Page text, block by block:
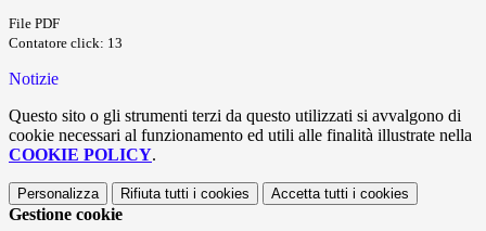
File PDF
Contatore click: 13
Notizie
Questo sito o gli strumenti terzi da questo utilizzati si avvalgono di
cookie necessari al funzionamento ed utili alle finalità illustrate nella
COOKIE POLICY.
Personalizza Rifiuta tutti i cookies Accetta tutti i cookies
Gestione cookie